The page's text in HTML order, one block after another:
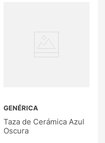
GENÉRICA
Taza de Cerámica Azul
Oscura